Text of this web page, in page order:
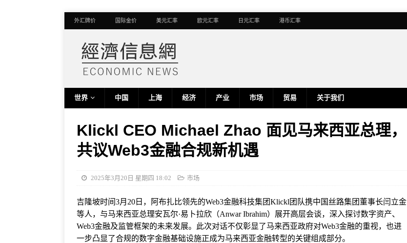
外汇牌价 国际金价 美元汇率 欧元汇率 日元汇率 港币汇率
世界 中国 上海 经济 产业 市场 贸易 关于我们
Klickl CEO Michael Zhao 面见马来西亚总理，
共议Web3金融合规新机遇
2025年3月20日 星期四 18:02 市场
吉隆坡时间3月20日，阿布扎比领先的Web3金融科技集团Klickl团队携中国丝路集团董事长闫立金
等人，与马来西亚总理安瓦尔·易卜拉欣（Anwar Ibrahim）展开高层会谈，深入探讨数字资产、
Web3金融及监管框架的未来发展。此次对话不仅彰显了马来西亚政府对Web3金融的重视，也进
一步凸显了合规的数字金融基础设施正成为马来西亚金融转型的关键组成部分。